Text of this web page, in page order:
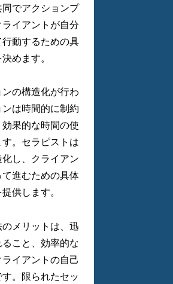
でアクションプ
イアントが自分
動するための具
めます。
の構造化が行わ
は時間的に制約
果的な時間の使
。セラピストは
し、クライアン
て進むための具体
供します。
メリットは、迅
こと、効率的な
イアントの自己
。限られたセッ